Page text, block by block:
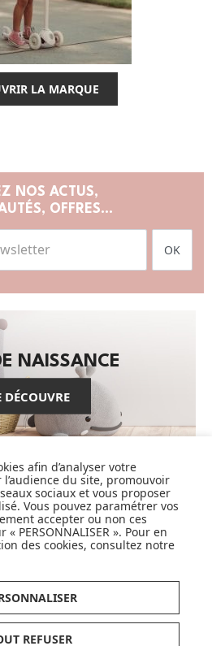
LA MARQUE
NOS ACTUS,
OFFRES...
OK
NAISSANCE
DÉCOUVRE
CADEAUX
DÉCOUVRE
afin d’analyser votre
du site, promouvoir
sociaux et vous proposer
Vous pouvez paramétrer vos
accepter ou non ces
PERSONNALISER ». Pour en
des cookies, consultez notre
REFUSER